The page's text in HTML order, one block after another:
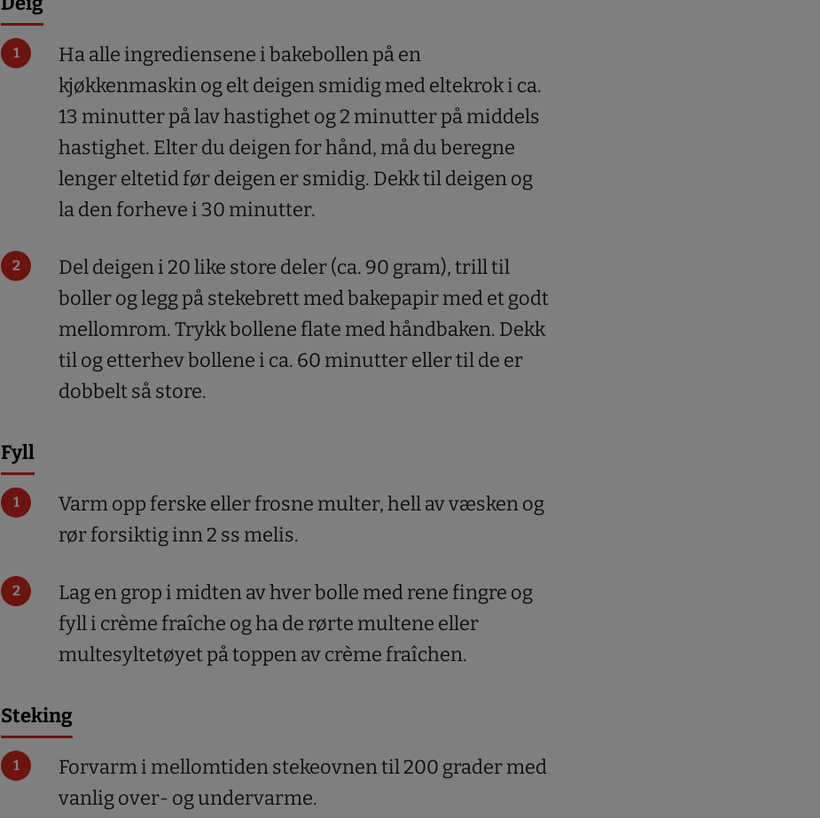
Ha alle ingrediensene i bakebollen på en
kjøkkenmaskin og elt deigen smidig med eltekrok i ca.
13 minutter på lav hastighet og 2 minutter på middels
hastighet. Elter du deigen for hånd, må du beregne
lenger eltetid før deigen er smidig. Dekk til deigen og
la den forheve i 30 minutter.
Del deigen i 20 like store deler (ca. 90 gram), trill til
boller og legg på stekebrett med bakepapir med et godt
mellomrom. Trykk bollene flate med håndbaken. Dekk
til og etterhev bollene i ca. 60 minutter eller til de er
dobbelt så store.
Fyll
Varm opp ferske eller frosne multer, hell av væsken og
rør forsiktig inn 2 ss melis.
Lag en grop i midten av hver bolle med rene fingre og
fyll i crème fraîche og ha de rørte multene eller
multesyltetøyet på toppen av crème fraîchen.
Steking
Forvarm i mellomtiden stekeovnen til 200 grader med
vanlig over- og undervarme.